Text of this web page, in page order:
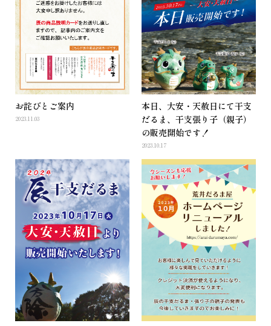
お詫びとご案内
2023.11.03
本日、大安・天赦日にて干支
だるま、干支張り子（親子）
の販売開始です！
2023.10.17